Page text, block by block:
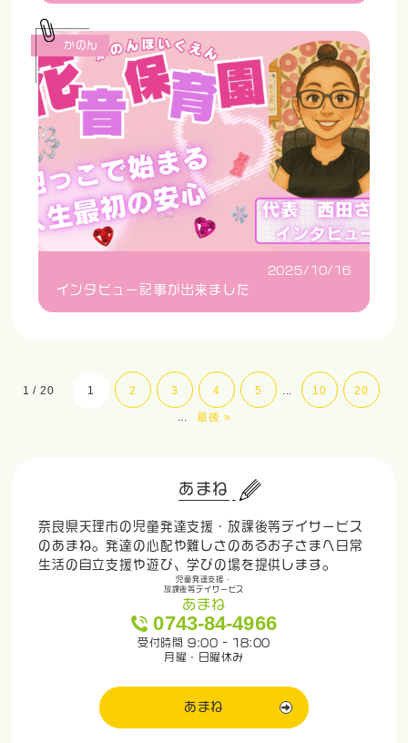
2025/10/16
インタビュー記事が出来ました
かのん
1 / 20 1 2 3 4 5 ... 10 20
... 最後 »
あまね
奈良県天理市の児童発達支援・放課後等デイサービス
のあまね。発達の心配や難しさのあるお子さまへ日常
生活の自立支援や遊び、学びの場を提供します。
児童発達支援・
放課後等デイサービス
あまね
0743-84-4966
受付時間 9:00 - 18:00
月曜・日曜休み
あまね